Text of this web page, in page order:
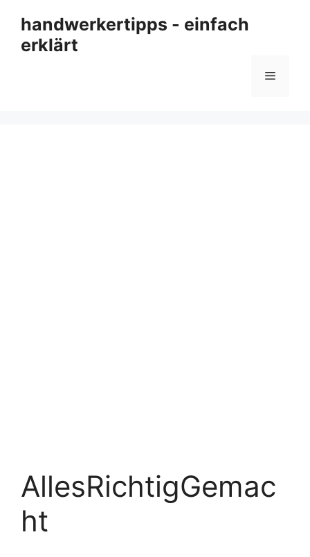
Inhalt
springen
handwerkertipps - einfach
erklärt
Menü
AllesRichtigGemac
ht